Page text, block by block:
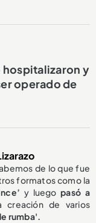
hospitalizaron y
operado de
de lo que fue
formatos como la
y luegopasó a
de varios
rumba'.